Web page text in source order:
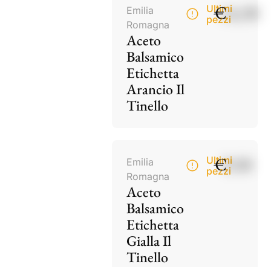
Emilia
Romagna
Aceto
Balsamico
Etichetta
Arancio Il
Tinello
Ultimi
pezzi
€14,50
Emilia
Romagna
Aceto
Balsamico
Etichetta
Gialla Il
Tinello
Ultimi
pezzi
€9,50